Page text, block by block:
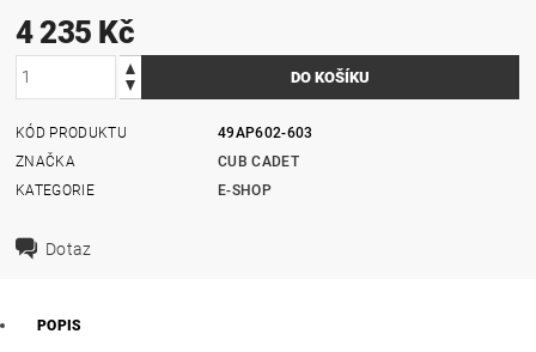
4 235 Kč
KÓD PRODUKTU
49AP602-603
ZNAČKA
CUB CADET
KATEGORIE
E-SHOP
Dotaz
POPIS